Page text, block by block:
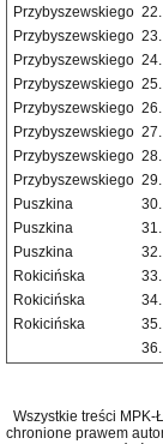
Przybyszewskiego 22.
Przybyszewskiego 23.
Przybyszewskiego 24.
Przybyszewskiego 25.
Przybyszewskiego 26.
Przybyszewskiego 27.
Przybyszewskiego 28.
Przybyszewskiego 29.
Puszkina
30.
Puszkina
31.
Puszkina
32.
Rokicińska
33.
Rokicińska
34.
Rokicińska
35.
36.
Wszystkie treści MPK-
chronione prawem